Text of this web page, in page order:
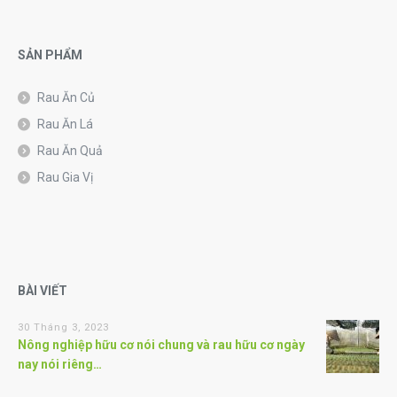
SẢN PHẨM
Rau Ăn Củ
Rau Ăn Lá
Rau Ăn Quả
Rau Gia Vị
BÀI VIẾT
30 Tháng 3, 2023
Nông nghiệp hữu cơ nói chung và rau hữu cơ ngày
nay nói riêng…